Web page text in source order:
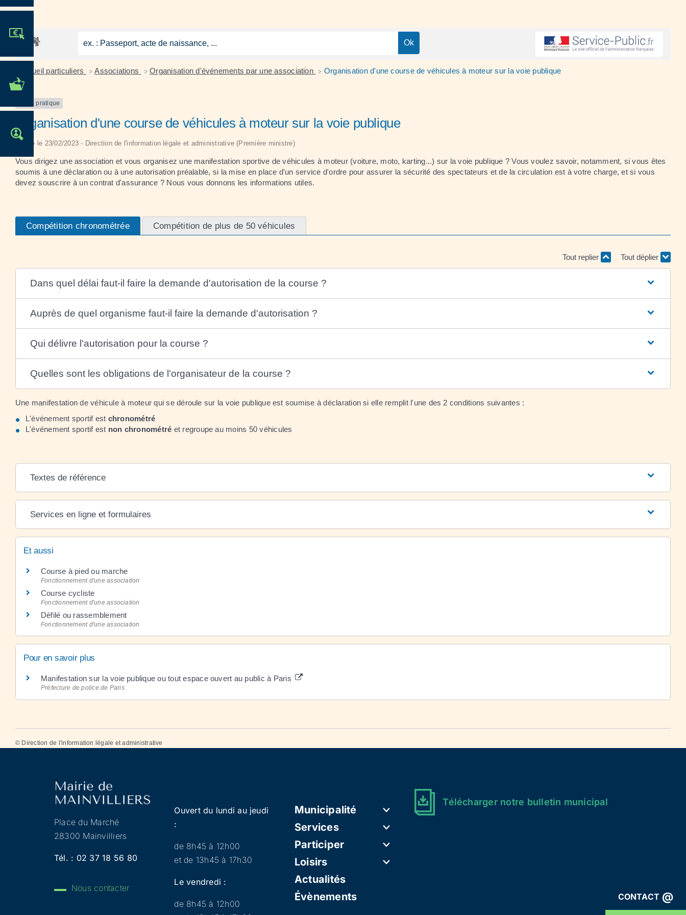
MES DÉMARCHES
CONTACT @
Accueil particuliers > Associations > Organisation d'événements par une association > Organisation d'une course de véhicules à moteur sur la voie publique
Fiche pratique
Organisation d'une course de véhicules à moteur sur la voie publique
Vérifié le 23/02/2023 - Direction de l'information légale et administrative (Première ministre)
Vous dirigez une association et vous organisez une manifestation sportive de véhicules à moteur (voiture, moto, karting...) sur la voie publique ? Vous voulez savoir, notamment, si vous êtes
soumis à une déclaration ou à une autorisation préalable, si la mise en place d'un service d'ordre pour assurer la sécurité des spectateurs et de la circulation est à votre charge, et si vous
devez souscrire à un contrat d'assurance ? Nous vous donnons les informations utiles.
Compétition chronométrée Compétition de plus de 50 véhicules
Tout replier Tout déplier
Dans quel délai faut-il faire la demande d'autorisation de la course ?
Auprès de quel organisme faut-il faire la demande d'autorisation ?
Qui délivre l'autorisation pour la course ?
Quelles sont les obligations de l'organisateur de la course ?
Une manifestation de véhicule à moteur qui se déroule sur la voie publique est soumise à déclaration si elle remplit l'une des 2 conditions suivantes :
L'événement sportif est chronométré
L'événement sportif est non chronométré et regroupe au moins 50 véhicules
Textes de référence
Services en ligne et formulaires
Et aussi
Course à pied ou marche
Fonctionnement d'une association
Course cycliste
Fonctionnement d'une association
Défilé ou rassemblement
Fonctionnement d'une association
Pour en savoir plus
Manifestation sur la voie publique ou tout espace ouvert au public à Paris
Préfecture de police de Paris
© Direction de l'information légale et administrative
Place du Marché
28300 Mainvilliers
Tél. : 02 37 18 56 80
Nous contacter
Ouvert du lundi au jeudi
:
de 8h45 à 12h00
et de 13h45 à 17h30
Le vendredi :
de 8h45 à 12h00
Municipalité
Services
Participer
Loisirs
Actualités
Évènements
Télécharger notre bulletin municipal